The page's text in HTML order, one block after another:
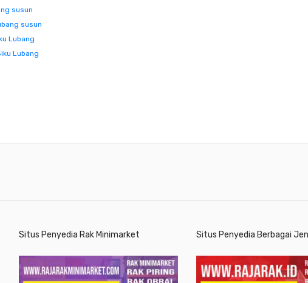
susun
susun
Lubang
Lubang
Situs Penyedia Rak Minimarket Situs Penyedia Berbagai